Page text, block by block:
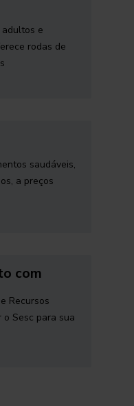
e
rodas de
saudáveis,
a preços
com
Recursos
o Sesc para sua